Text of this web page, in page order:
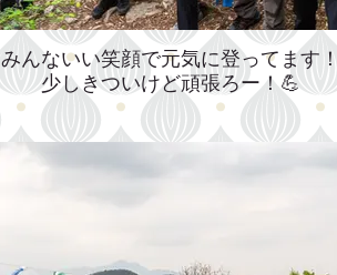
みんないい笑顔で元気に登ってます！
少しきついけど頑張ろー！💪